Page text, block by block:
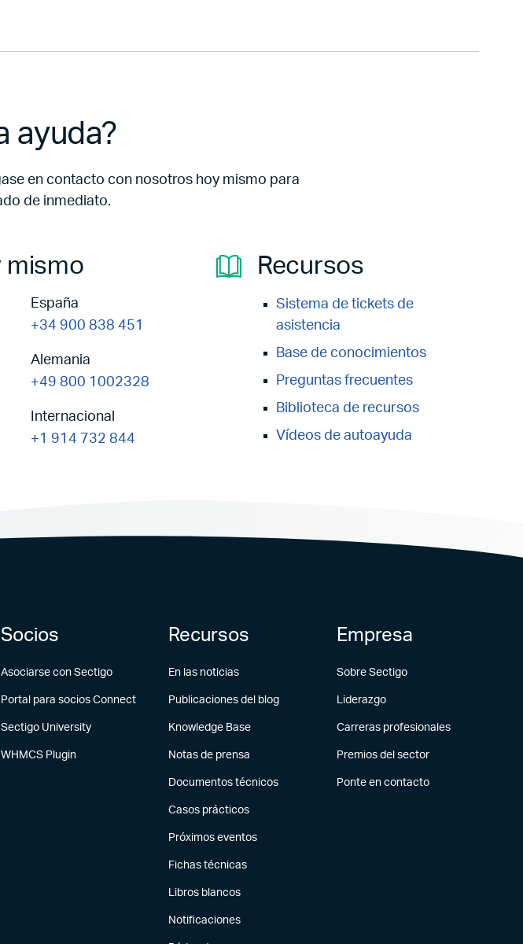
ayuda?
en contacto con nosotros hoy mismo para
de inmediato.
mismo
España
+34 900 838 451
Alemania
+49 800 1002328
Internacional
+1 914 732 844
Recursos
Sistema de tickets de
asistencia
Base de conocimientos
Preguntas frecuentes
Biblioteca de recursos
Vídeos de autoayuda
Socios
Asociarse con Sectigo
Portal para socios Connect
Sectigo University
WHMCS Plugin
Recursos
En las noticias
Publicaciones del blog
Knowledge Base
Notas de prensa
Documentos técnicos
Casos prácticos
Próximos eventos
Fichas técnicas
Libros blancos
Notificaciones
Empresa
Sobre Sectigo
Liderazgo
Carreras profesionales
Premios del sector
Ponte en contacto